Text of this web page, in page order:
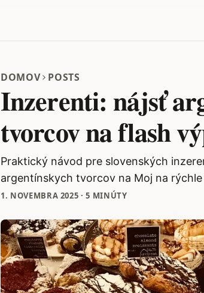
DOMOV POSTS
Inzerenti: nájsť
tvorcov na flash
Praktický návod pre slovenských
argentínskych tvorcov na Moj na
1. NOVEMBRA 2025 ·5 MINÚTY